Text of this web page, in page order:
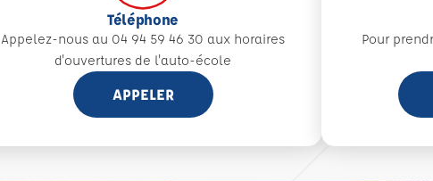
Téléphone
Appelez-nous au 04 94 59 46 30 aux horaires
d'ouvertures de l'auto-école
APPELER
Pour